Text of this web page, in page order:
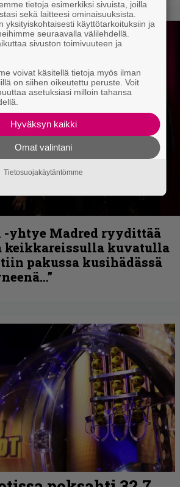
-yhtye Madred ryydittää
keikkareissulla kuvatulla
pakussa kusihädässä
tietoja esimerkiksi sivuista, joilla
sekä laitteesi ominaisuuksista.
yksityiskohtaisesti käyttötarkoituksiin ja
seuraavalla välilehdellä.
sivuston toimivuuteen ja
voivat käsitellä tietoja myös ilman
on siihen oikeutettu peruste. Voit
asetuksiasi milloin tahansa
Hyväksyn kaikki
Omat valintani
Tietosuojakäytäntömme